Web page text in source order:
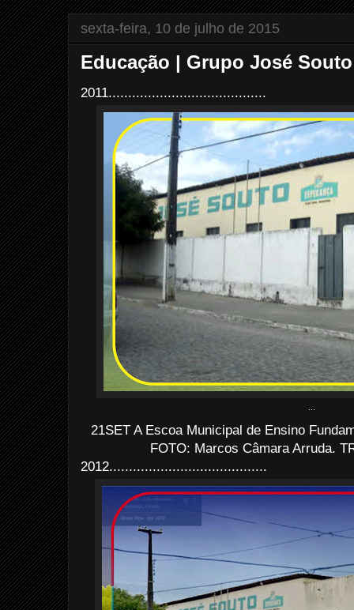
sexta-feira, 10 de julho de 2015
Educação | Grupo José
2011........................................
21SET A Escoa Municipal de Ensino
FOTO: Marcos Câmara Arruda.
2012........................................